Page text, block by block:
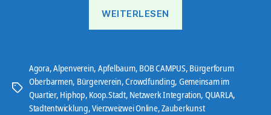
WEITERLESEN
Schlagwörter
Agora,Alpenverein, Apfelbaum, BOB CAMPUS, Bürgerforum
Oberbarmen, Bürgerverein,Crowdfunding, Gemeinsam im
Quartier, Hiphop, Koop.Stadt, Netzwerk Integration, QUARLA,
Stadtentwicklung,Vierzweizwei Online,Zauberkunst